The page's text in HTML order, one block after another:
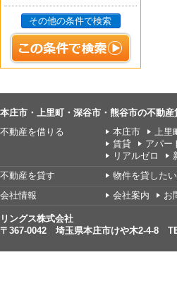
その他の条件で検索
本庄市・上里町・深谷市・熊谷市の不動産
不動産を借りる
本庄市 上里
賃貸
アパー
リアルゼロ
不動産を貸す
物件を貸した
会社情報
会社案内 お
リングス株式会社
〒367-0042 埼玉県本庄市けや木2-4-8